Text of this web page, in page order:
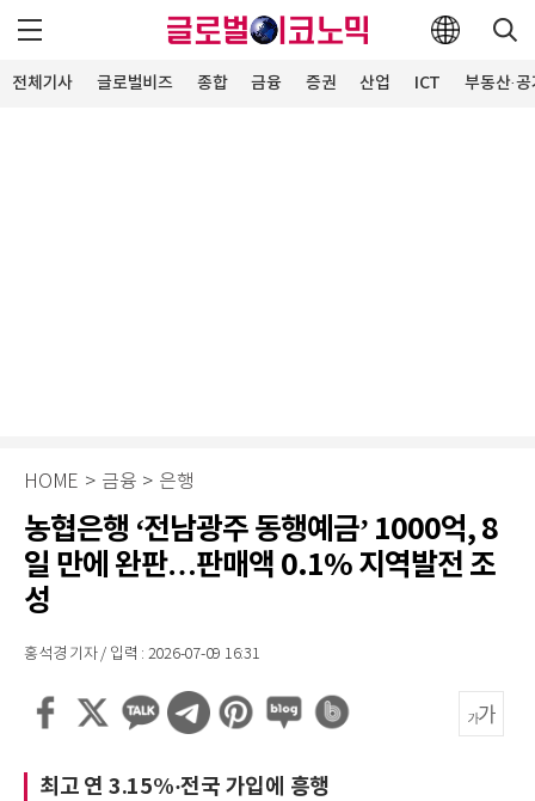
전체기사 글로벌비즈 종합 금융 증권 산업 ICT 부동산·
HOME > 금융 > 은행
농협은행 ‘전남광주 동행예금’ 1000억, 8
일 만에 완판…판매액 0.1% 지역발전 조
성
홍석경 기자 / 입력 : 2026-07-09 16:31
최고 연 3.15%·전국 가입에 흥행